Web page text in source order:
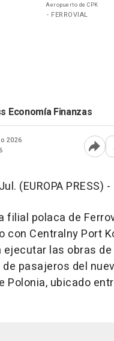
Aeropuerto de CPK
- FERROVIAL
Economía Finanzas
2026
(EUROPA PRESS) -
filial polaca de
con Centralny Port
ejecutar las obras
pasajeros del
Polonia, ubicado